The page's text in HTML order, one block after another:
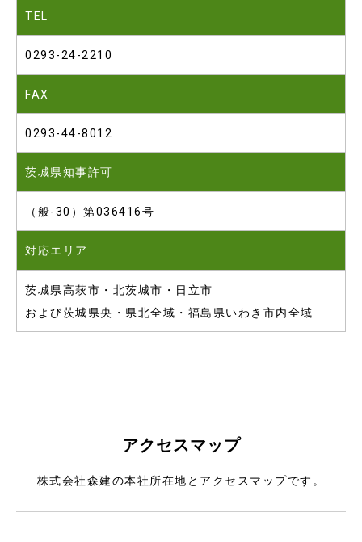
TEL
0293-24-2210
FAX
0293-44-8012
茨城県知事許可
（般-30）第036416号
対応エリア
茨城県高萩市・北茨城市・日立市
および茨城県央・県北全域・福島県いわき市内全域
アクセスマップ
株式会社森建の本社所在地とアクセスマップです。